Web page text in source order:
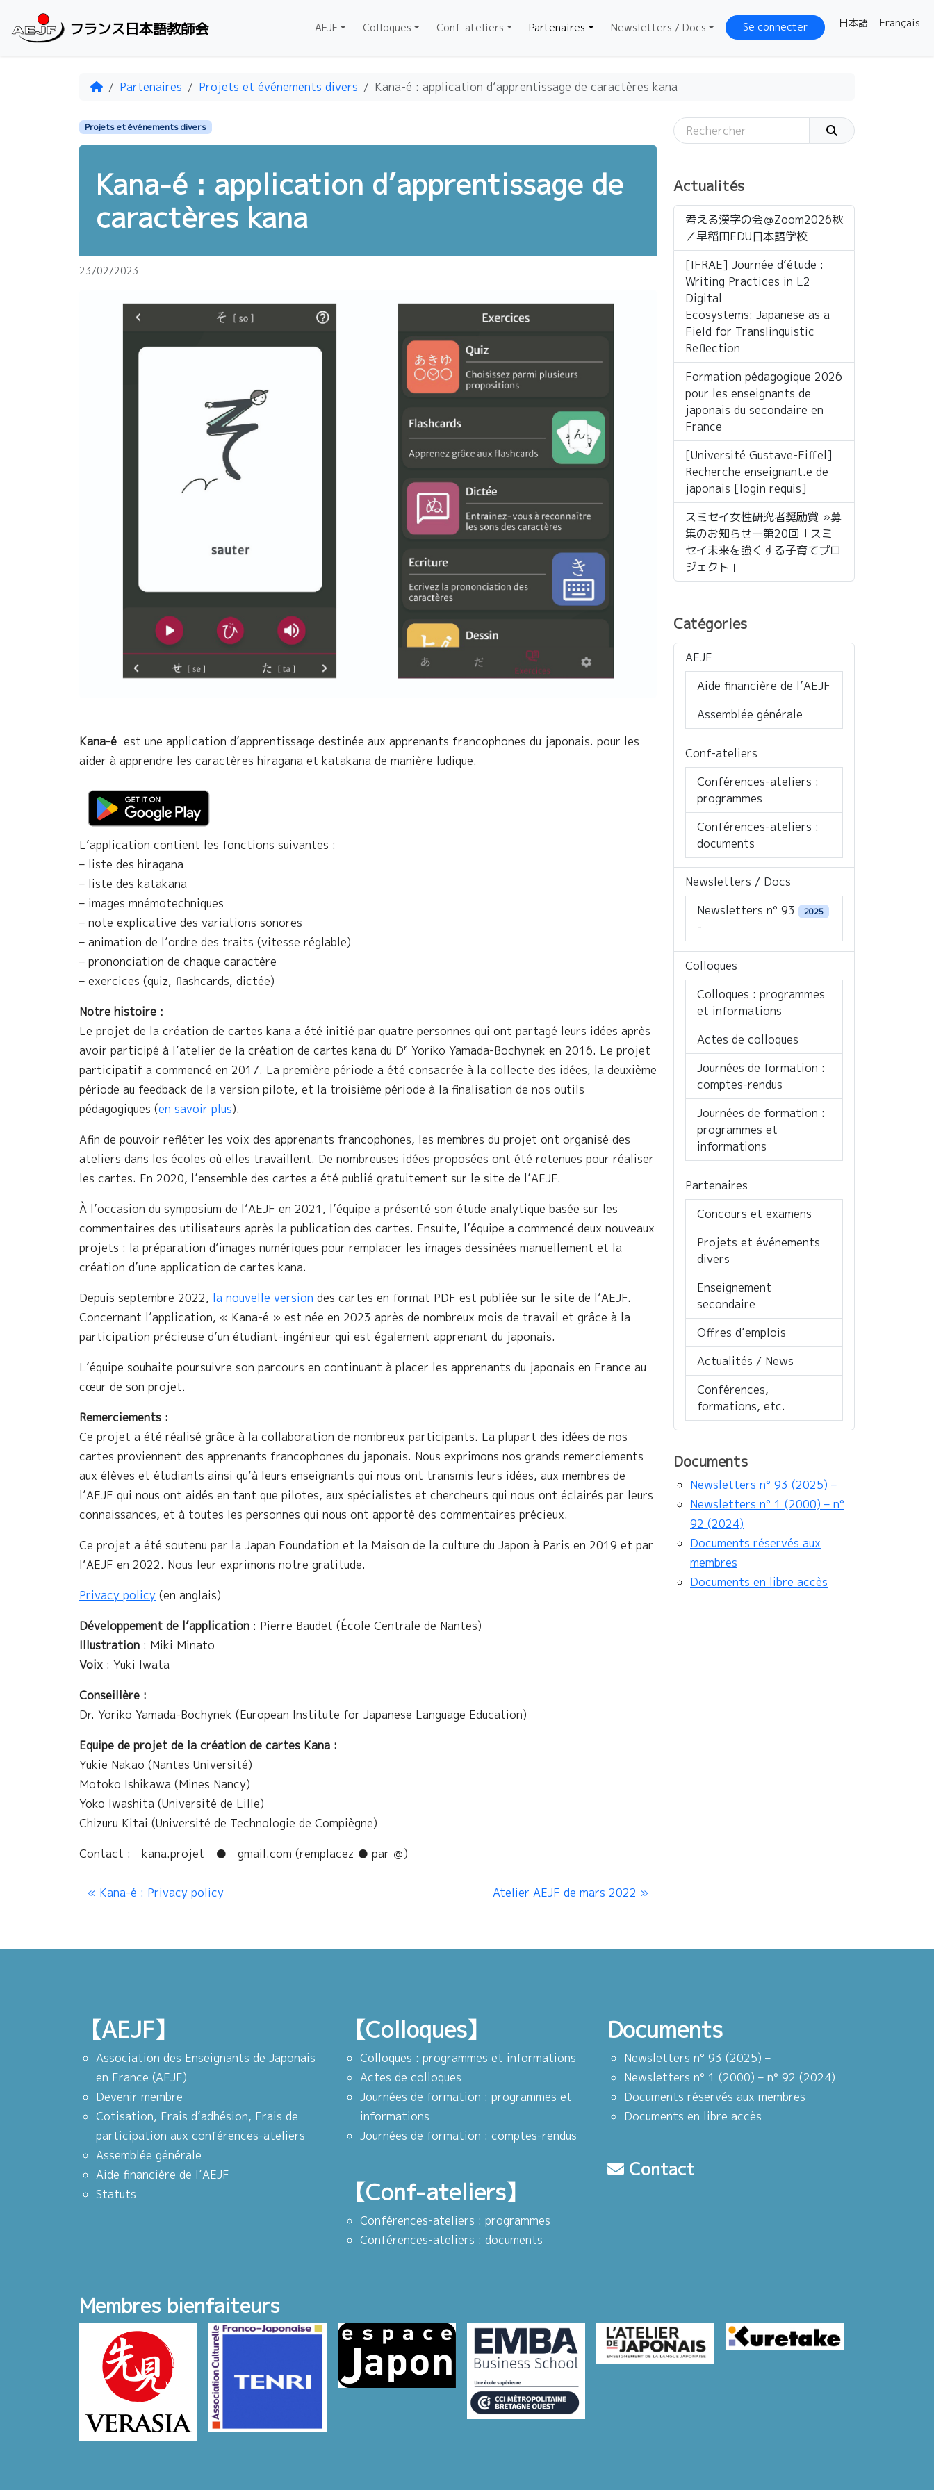
フランス日本語教師会 AEJF Colloques Conf-ateliers Partenaires Newsletters / Docs Se connecter Français
日本語
AccueilPartenaires Projets et événements divers Kana-é : application d’apprentissage de caractères kana
Projets et événements divers
Kana-é : application d’apprentissage de
caractères kana
23/02/2023
Kana-é est une application d’apprentissage destinée aux apprenants francophones du japonais. pour les
aider à apprendre les caractères hiragana et katakana de manière ludique.
L’application contient les fonctions suivantes :
– liste des hiragana
– liste des katakana
– images mnémotechniques
– note explicative des variations sonores
– animation de l’ordre des traits (vitesse réglable)
– prononciation de chaque caractère
– exercices (quiz, flashcards, dictée)
Notre histoire :
Le projet de la création de cartes kana a été initié par quatre personnes qui ont partagé leurs idées après
avoir participé à l’atelier de la création de cartes kana du Dr Yoriko Yamada-Bochynek en 2016. Le projet
participatif a commencé en 2017. La première période a été consacrée à la collecte des idées, la deuxième
période au feedback de la version pilote, et la troisième période à la finalisation de nos outils
pédagogiques (en savoir plus).
Afin de pouvoir refléter les voix des apprenants francophones, les membres du projet ont organisé des
ateliers dans les écoles où elles travaillent. De nombreuses idées proposées ont été retenues pour réaliser
les cartes. En 2020, l’ensemble des cartes a été publié gratuitement sur le site de l’AEJF.
À l’occasion du symposium de l’AEJF en 2021, l’équipe a présenté son étude analytique basée sur les
commentaires des utilisateurs après la publication des cartes. Ensuite, l’équipe a commencé deux nouveaux
projets : la préparation d’images numériques pour remplacer les images dessinées manuellement et la
création d’une application de cartes kana.
Depuis septembre 2022, la nouvelle version des cartes en format PDF est publiée sur le site de l’AEJF.
Concernant l’application, « Kana-é » est née en 2023 après de nombreux mois de travail et grâce à la
participation précieuse d’un étudiant-ingénieur qui est également apprenant du japonais.
L’équipe souhaite poursuivre son parcours en continuant à placer les apprenants du japonais en France au
cœur de son projet.
Remerciements :
Ce projet a été réalisé grâce à la collaboration de nombreux participants. La plupart des idées de nos
cartes proviennent des apprenants francophones du japonais. Nous exprimons nos grands remerciements
aux élèves et étudiants ainsi qu’à leurs enseignants qui nous ont transmis leurs idées, aux membres de
l’AEJF qui nous ont aidés en tant que pilotes, aux spécialistes et chercheurs qui nous ont éclairés par leurs
connaissances, et à toutes les personnes qui nous ont apporté des commentaires précieux.
Ce projet a été soutenu par la Japan Foundation et la Maison de la culture du Japon à Paris en 2019 et par
l’AEJF en 2022. Nous leur exprimons notre gratitude.
Privacy policy (en anglais)
Développement de l’application : Pierre Baudet (École Centrale de Nantes)
Illustration : Miki Minato
Voix : Yuki Iwata
Conseillère :
Dr. Yoriko Yamada-Bochynek (European Institute for Japanese Language Education)
Equipe de projet de la création de cartes Kana :
Yukie Nakao (Nantes Université)
Motoko Ishikawa (Mines Nancy)
Yoko Iwashita (Université de Lille)
Chizuru Kitai (Université de Technologie de Compiègne)
Contact : kana.projet ● gmail.com (remplacez ● par ＠)
Kana-é : Privacy policy Atelier AEJF de mars 2022
Actualités
考える漢字の会＠Zoom2026秋
／早稲田EDU日本語学校
[IFRAE] Journée d’étude :
Writing Practices in L2
Digital
Ecosystems: Japanese as a
Field for Translinguistic
Reflection
Formation pédagogique 2026
pour les enseignants de
japonais du secondaire en
France
[Université Gustave-Eiffel]
Recherche enseignant.e de
japonais [login requis]
スミセイ女性研究者奨励賞 »募
集のお知らせー第20回「スミ
セイ未来を強くする子育てプロ
ジェクト」
Catégories
AEJF
Aide financière de l’AEJF
Assemblée générale
Conf-ateliers
Conférences-ateliers :
programmes
Conférences-ateliers :
documents
Newsletters / Docs
Newsletters n° 93
2025
-
Colloques
Colloques : programmes
et informations
Actes de colloques
Journées de formation :
comptes-rendus
Journées de formation :
programmes et
informations
Partenaires
Concours et examens
Projets et événements
divers
Enseignement
secondaire
Offres d’emplois
Actualités / News
Conférences,
formations, etc.
Documents
Newsletters n° 93 (2025) –
Newsletters n° 1 (2000) – n°
92 (2024)
Documents réservés aux
membres
Documents en libre accès
【AEJF】
Association des Enseignants de Japonais
en France (AEJF)
Devenir membre
Cotisation, Frais d’adhésion, Frais de
participation aux conférences-ateliers
Assemblée générale
Aide financière de l’AEJF
Statuts
【Colloques】
Colloques : programmes et informations
Actes de colloques
Journées de formation : programmes et
informations
Journées de formation : comptes-rendus
【Conf-ateliers】
Conférences-ateliers : programmes
Conférences-ateliers : documents
Documents
Newsletters n° 93 (2025) –
Newsletters n° 1 (2000) – n° 92 (2024)
Documents réservés aux membres
Documents en libre accès
Contact
Membres bienfaiteurs